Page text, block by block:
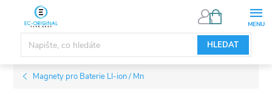
obsah
HLEDAT
NÁKUPNÍ
Magnety pro Baterie LI-ion / Mn